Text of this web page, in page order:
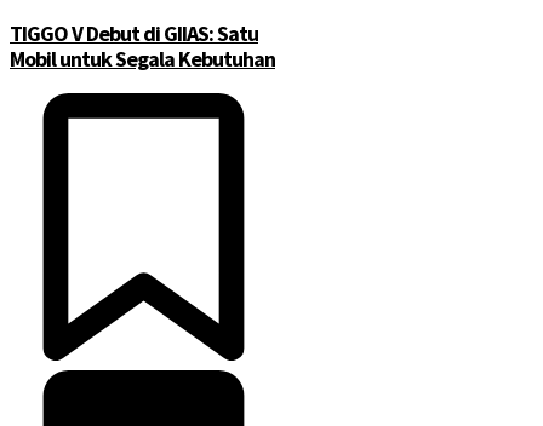
TIGGO V Debut di GIIAS: Satu
Mobil untuk Segala Kebutuhan